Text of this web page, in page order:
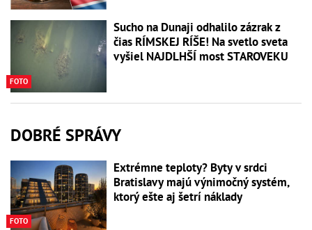
FOTO
Sucho na Dunaji odhalilo zázrak z
čias RÍMSKEJ RÍŠE! Na svetlo sveta
vyšiel NAJDLHŠÍ most STAROVEKU
DOBRÉ SPRÁVY
FOTO
Extrémne teploty? Byty v srdci
Bratislavy majú výnimočný systém,
ktorý ešte aj šetrí náklady